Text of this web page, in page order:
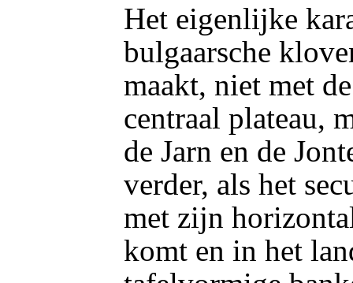
Het eigenlijke
bulgaarsche
maakt, niet met
centraal plateau,
de Jarn en de
verder, als het
met zijn
komt en in het